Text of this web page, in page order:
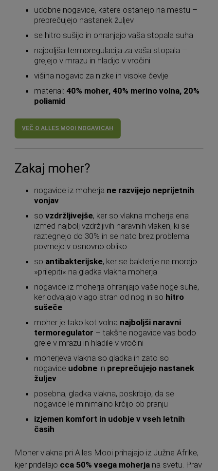
udobne nogavice, katere ostanejo na mestu –
preprečujejo nastanek žuljev
se hitro sušijo in ohranjajo vaša stopala suha
najboljša termoregulacija za vaša stopala –
grejejo v mrazu in hladijo v vročini
višina nogavic za nizke in visoke čevlje
material: 40% moher, 40% merino volna, 20%
poliamid
VEČ O ALLES MOOI NOGAVICAH
Zakaj moher?
nogavice iz moherja ne razvijejo neprijetnih
vonjav
so vzdržljivejše, ker so vlakna moherja ena
izmed najbolj vzdržljivih naravnih vlaken, ki se
raztegnejo do 30% in se nato brez problema
povrnejo v osnovno obliko
so antibakterijske, ker se bakterije ne morejo
»prilepiti« na gladka vlakna moherja
nogavice iz moherja ohranjajo vaše noge suhe,
ker odvajajo vlago stran od nog in so hitro
sušeče
moher je tako kot volna najboljši naravni
termoregulator – takšne nogavice vas bodo
grele v mrazu in hladile v vročini
moherjeva vlakna so gladka in zato so
nogavice udobne in preprečujejo nastanek
žuljev
posebna, gladka vlakna, poskrbijo, da se
nogavice le minimalno krčijo ob pranju
izjemen komfort in udobje v vseh letnih
časih
Moher vlakna pri Alles Mooi prihajajo iz Južne Afrike,
kjer pridelajo cca 50% vsega moherja na svetu. Prav